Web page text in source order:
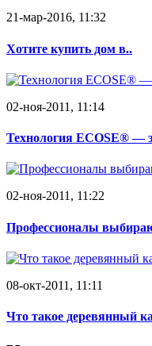
21-мар-2016, 11:32
Хотите купить дом в..
02-ноя-2011, 11:14
Технология ECOSE® —
02-ноя-2011, 11:22
Профессионалы
08-окт-2011, 11:11
Что такое деревянный